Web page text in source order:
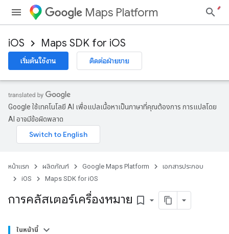
Maps Platform
iOS Maps SDK for iOS
เริ่มต้นใช้งาน ติดต่อฝ่ายขาย
Google ใช้เทคโนโลยี AI เพื่อแปลเนื้อหาเป็นภาษาที่คุณต้องการ การแปลโดย
AI อาจมีข้อผิดพลาด
หน้าแรก ผลิตภัณฑ์ Google Maps Platform
เอกสารประกอบ
iOS
Maps SDK for iOS
การคลัสเตอร์เครื่องหมาย bookmark_border
ในหน้านี้